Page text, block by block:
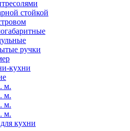
стойкой
ручки
кухни
м.
м.
м.
м.
кухни